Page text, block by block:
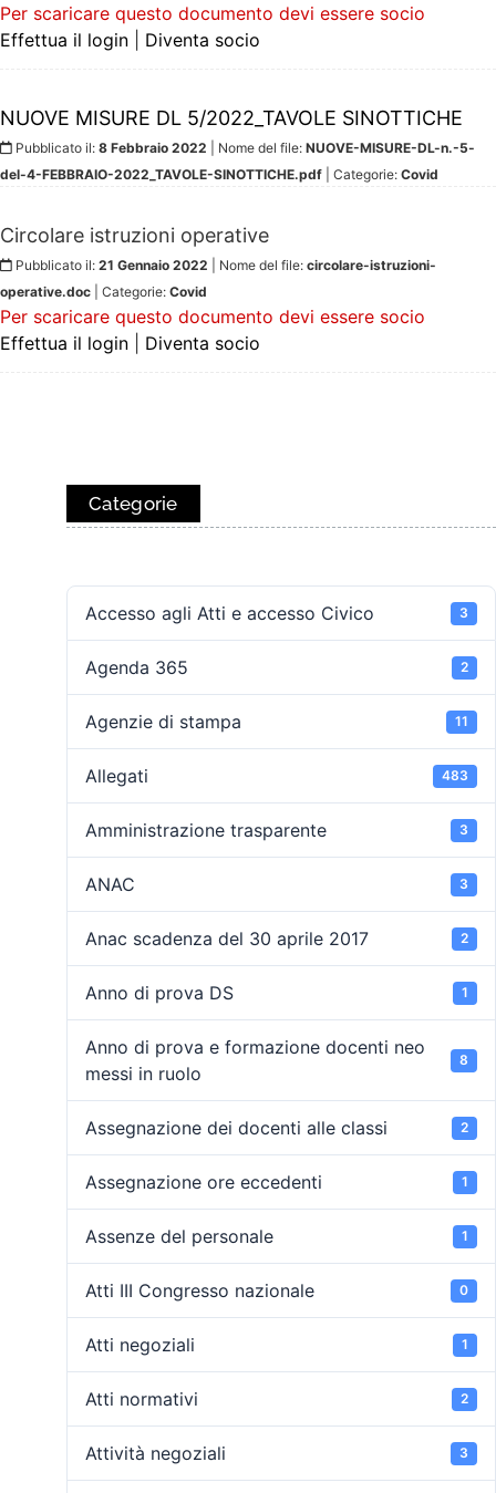
Per scaricare questo documento devi essere socio
Effettua il login
Diventa socio
NUOVE MISURE DL 5/2022_TAVOLE SINOTTICHE
Pubblicato il: 8 Febbraio 2022 | Nome del file: NUOVE-MISURE-DL-n.-5-
del-4-FEBBRAIO-2022_TAVOLE-SINOTTICHE.pdf | Categorie: Covid
Circolare istruzioni operative
Pubblicato il: 21 Gennaio 2022 | Nome del file: circolare-istruzioni-
operative.doc | Categorie: Covid
Per scaricare questo documento devi essere socio
Effettua il login
Diventa socio
Categorie
Accesso agli Atti e accesso Civico 3
Agenda 365 2
Agenzie di stampa 11
Allegati 483
Amministrazione trasparente 3
ANAC 3
Anac scadenza del 30 aprile 2017 2
Anno di prova DS 1
Anno di prova e formazione docenti neo
messi in ruolo
8
Assegnazione dei docenti alle classi 2
Assegnazione ore eccedenti 1
Assenze del personale 1
Atti III Congresso nazionale 0
Atti negoziali 1
Atti normativi 2
Attività negoziali 3